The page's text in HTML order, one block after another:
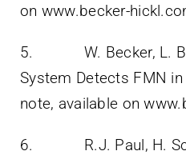
on www.becker-
5. W. Becker, L.
System Detects FMN
note, available on
6. R.J. Paul, H.